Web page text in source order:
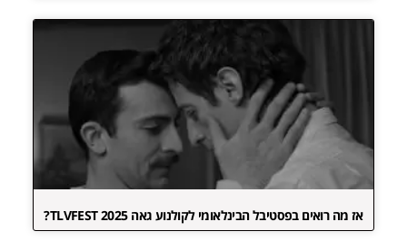
אז מה רואים בפסטיבל הבינלאומי לקולנוע גאה TLVFEST 2025?